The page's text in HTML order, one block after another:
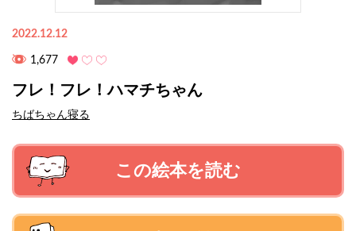
2022.12.12
1,677
フレ！フレ！ハマチちゃん
ちばちゃん寝る
この絵本を読む